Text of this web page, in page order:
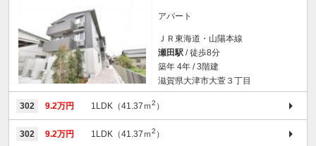
アパート
ＪＲ東海道・山陽本線
瀬田駅 / 徒歩8分
築年 4年 / 3階建
滋賀県大津市大萱３丁目
302 9.2万円 1LDK（41.37ｍ2 ）
302 9.2万円 1LDK（41.37ｍ2 ）